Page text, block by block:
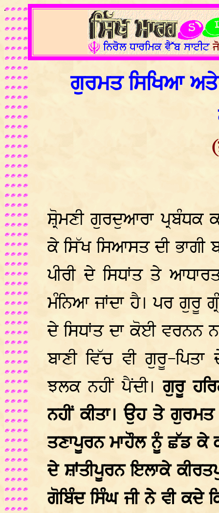
.
ਗੁਰਮਤ ਸਿਖਿਆ ਅਤੇ
ਸ਼੍ਰੋਮਣੀ ਗੁਰਦੁਆਰਾ ਪ੍ਰਬੰਧਕ
ਕੇ ਸਿੱਖ ਸਿਆਸਤ ਦੀ ਭਾਗੀ
ਪੀਰੀ ਦੇ ਸਿਧਾਂਤ ਤੇ
ਮੰਨਿਆ ਜਾਂਦਾ ਹੈ। ਪਰ ਗੁਰੂ
ਦੇ ਸਿਧਾਂਤ ਦਾ ਕੋਈ ਵਰਨਨ
ਬਾਣੀ ਵਿੱਚ ਵੀ ਗੁਰੂ-
ਝਲਕ ਨਹੀਂ ਪੈਂਦੀ।ਗੁਰੂ
ਨਹੀਂ ਕੀਤਾ। ਉਹ ਤੇ
ਤਣਾਪੂਰਨ ਮਾਹੌਲ ਨੂੰ ਛੱਡ ਕੇ
ਦੇ ਸ਼ਾਂਤੀਪੂਰਨ ਇਲਾਕੇ
ਗੋਬਿੰਦ ਸਿੰਘ ਜੀ ਨੇ ਵੀ ਕਦੇ